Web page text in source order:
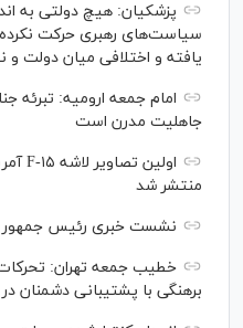
پزشکیان: هیچ دولتی به
سیاست‌های رهبری حرکت نکرده
یافته و اختلافی میان دولت و
امام جمعه ارومیه: تبرئه
جاهلیت مدرن است
منتشر شد
نشست خبری رئیس‌ جمهور
خطیب جمعه تهران: تحرکات
برهنگی با پشتیبانی دشمنان